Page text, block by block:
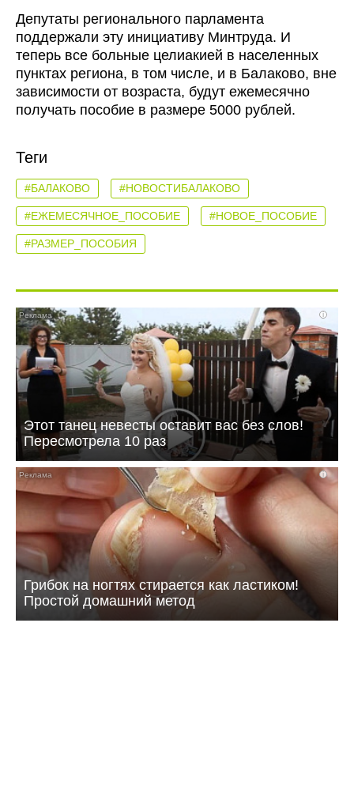
Депутаты регионального парламента
поддержали эту инициативу Минтруда. И
теперь все больные целиакией в населенных
пунктах региона, в том числе, и в Балаково, вне
зависимости от возраста, будут ежемесячно
получать пособие в размере 5000 рублей.
Теги
#БАЛАКОВО #НОВОСТИБАЛАКОВО
#ЕЖЕМЕСЯЧНОЕ_ПОСОБИЕ #НОВОЕ_ПОСОБИЕ
#РАЗМЕР_ПОСОБИЯ
i
Этот танец невесты оставит вас без слов!
Пересмотрела 10 раз
i
Грибок на ногтях стирается как ластиком!
Простой домашний метод